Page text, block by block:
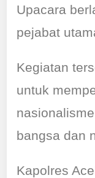
Upacara
pejabat
Kegiatan
untuk
bangsa dan
Kapolres